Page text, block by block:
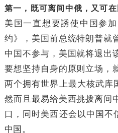
第一，既可离间中俄，又可
美国一直想要誘使中国参
约》，美国前总统特朗普就
中国不参与，美国就将退出
要想坚持自身的原则立场，
两个拥有世界上最大核武库
然而且最易给美西挑拨离间
口，同时美西还会以中国不
中国。